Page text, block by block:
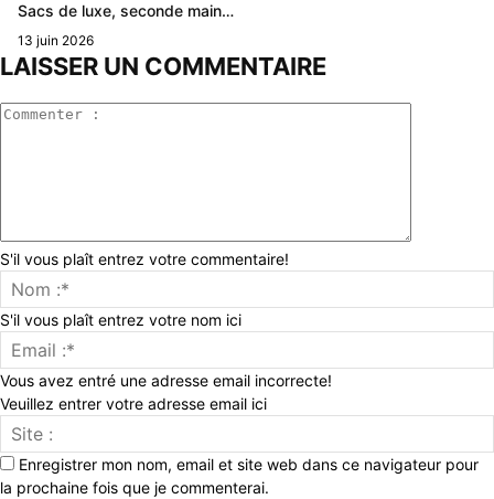
Sacs de luxe, seconde main…
13 juin 2026
LAISSER UN COMMENTAIRE
S'il vous plaît entrez votre commentaire!
S'il vous plaît entrez votre nom ici
Vous avez entré une adresse email incorrecte!
Veuillez entrer votre adresse email ici
Enregistrer mon nom, email et site web dans ce navigateur pour
la prochaine fois que je commenterai.